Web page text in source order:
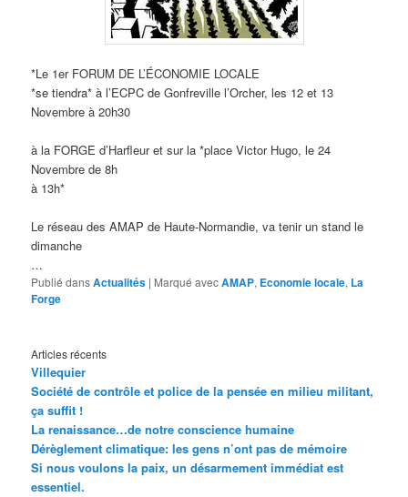
*Le 1er FORUM DE L’ÉCONOMIE LOCALE
*se tiendra* à l’ECPC de Gonfreville l’Orcher, les 12 et 13
Novembre à 20h30
à la FORGE d’Harfleur et sur la *place Victor Hugo, le 24
Novembre de 8h
à 13h*
Le réseau des AMAP de Haute-Normandie, va tenir un stand le
dimanche
…
Publié dansActualités | Marqué avecAMAP, Economie locale, La
Forge
Articles récents
Villequier
Société de contrôle et police de la pensée en milieu militant,
ça suffit !
La renaissance…de notre conscience humaine
Dérèglement climatique: les gens n’ont pas de mémoire
Si nous voulons la paix, un désarmement immédiat est
essentiel.